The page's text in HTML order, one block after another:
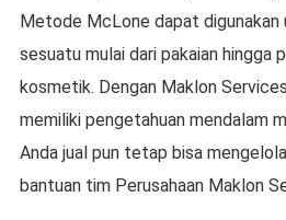
Metode McLone dapat
sesuatu mulai dari pakaian hingga
kosmetik. Dengan Maklon
memiliki pengetahuan mendalam
Anda jual pun tetap bisa
bantuan tim Perusahaan Maklon